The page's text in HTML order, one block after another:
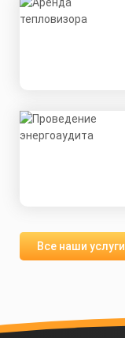
Все наши услуги